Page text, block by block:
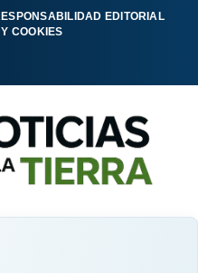
EDITORIAL
COOKIES